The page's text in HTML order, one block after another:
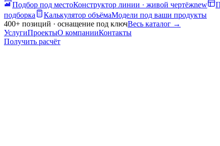
Подбор под местоКонструктор линии · живой чертёжnew
подборка
Калькулятор объёмаМодели под ваши продукты
400+ позиций · оснащение под ключВесь каталог →
УслугиПроектыО компанииКонтакты
Получить расчёт